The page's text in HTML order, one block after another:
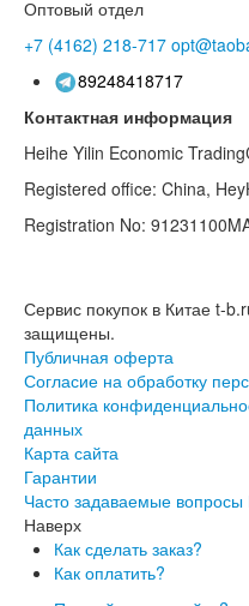
Оптовый отдел
+7 (4162) 218-717
89248418717
Контактная информация
Heihe Yilin Economic
Registered office: China,
Registration No:
Сервис покупок в Китае t-
защищены.
Публичная оферта
Согласие на обработку
Политика
данных
Карта сайта
Гарантии
Часто задаваемые вопросы
Наверх
Как сделать заказ?
Как оплатить?